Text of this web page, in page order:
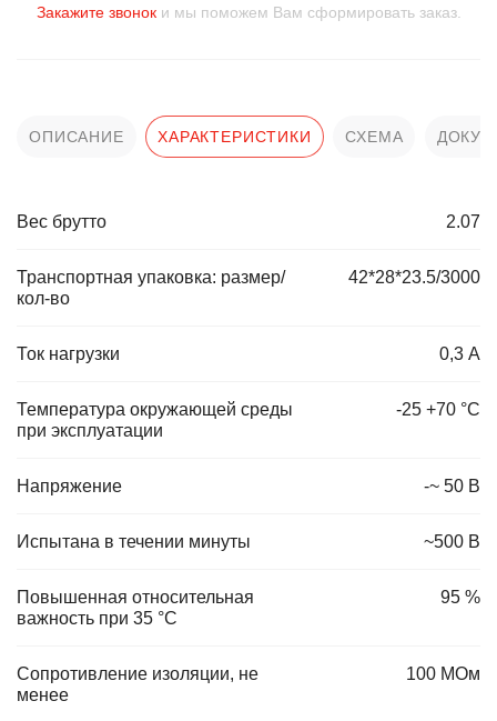
Закажите звоноки мы поможем Вам сформировать заказ.
ОПИСАНИЕ ХАРАКТЕРИСТИКИ СХЕМА
Вес брутто 2.07
Транспортная упаковка: размер/
кол-во
42*28*23.5/3000
Ток нагрузки 0,3 А
Температура окружающей среды
при эксплуатации
-25 +70 °С
Напряжение -~ 50 В
Испытана в течении минуты ~500 В
Повышенная относительная
важность при 35 °С
95 %
Сопротивление изоляции, не
менее
100 МОм